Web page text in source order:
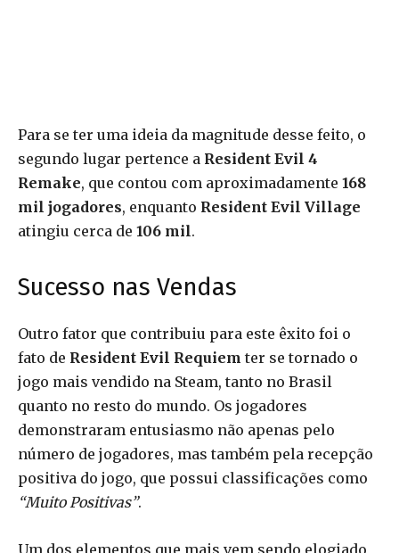
Para se ter uma ideia da magnitude desse feito, o
segundo lugar pertence a Resident Evil 4
Remake, que contou com aproximadamente 168
mil jogadores, enquanto Resident Evil Village
atingiu cerca de 106 mil.
Sucesso nas Vendas
Outro fator que contribuiu para este êxito foi o
fato de Resident Evil Requiem ter se tornado o
jogo mais vendido na Steam, tanto no Brasil
quanto no resto do mundo. Os jogadores
demonstraram entusiasmo não apenas pelo
número de jogadores, mas também pela recepção
positiva do jogo, que possui classificações como
“Muito Positivas”.